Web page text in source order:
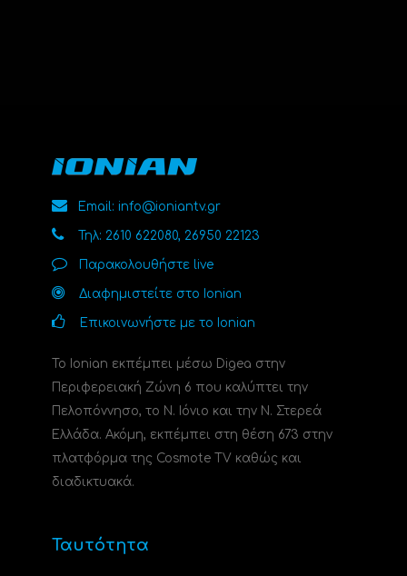
Email: info@ioniantv.gr
Τηλ: 2610 622080, 26950 22123
Παρακολουθήστε live
Διαφημιστείτε στο Ionian
Επικοινωνήστε με το Ionian
Το Ionian εκπέμπει μέσω Digea στην
Περιφερειακή Ζώνη 6 που καλύπτει την
Πελοπόννησο, το N. Ιόνιο και την Ν. Στερεά
Ελλάδα. Ακόμη, εκπέμπει στη θέση 673 στην
πλατφόρμα της Cosmote TV καθώς και
διαδικτυακά.
Ταυτότητα